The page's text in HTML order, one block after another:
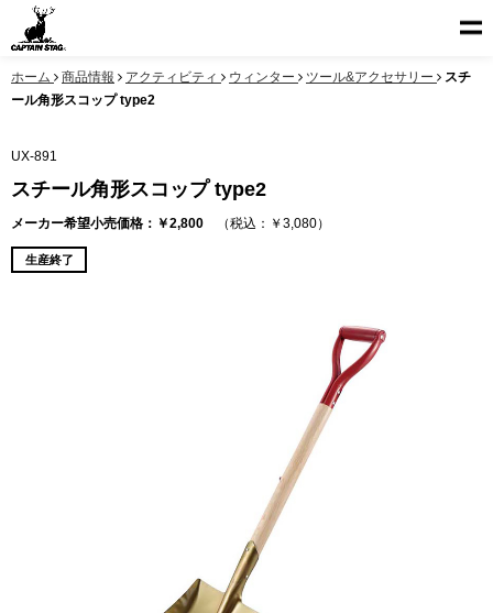
ホーム 商品情報 アクティビティ ウィンター ツール&アクセサリー
スチ
ール角形スコップ type2
UX-891
スチール角形スコップ type2
メーカー希望小売価格：￥2,800 （税込：￥3,080）
生産終了